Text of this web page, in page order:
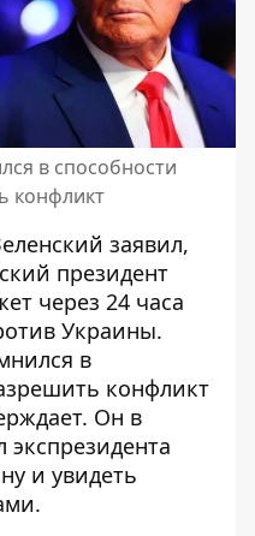
в способности
конфликт
заявил,
президент
через 24 часа
Украины.
в
конфликт
Он в
экспрезидента
и увидеть